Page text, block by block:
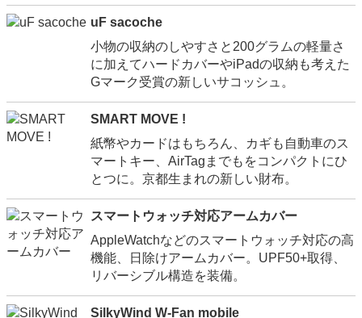
uF sacoche
小物の収納のしやすさと200グラムの軽量さ
に加えてハードカバーやiPadの収納も考えた
Gマーク受賞の新しいサコッシュ。
SMART MOVE !
紙幣やカードはもちろん、カギも自動車のス
マートキー、AirTagまでもをコンパクトにひ
とつに。京都生まれの新しい財布。
スマートウォッチ対応アームカバー
AppleWatchなどのスマートウォッチ対応の高
機能、日除けアームカバー。UPF50+取得、
リバーシブル構造を装備。
SilkyWind W-Fan mobile